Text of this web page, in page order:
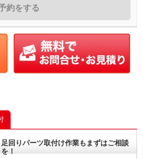
約をする
足回りパーツ取付け作業もまずはご相談
を！